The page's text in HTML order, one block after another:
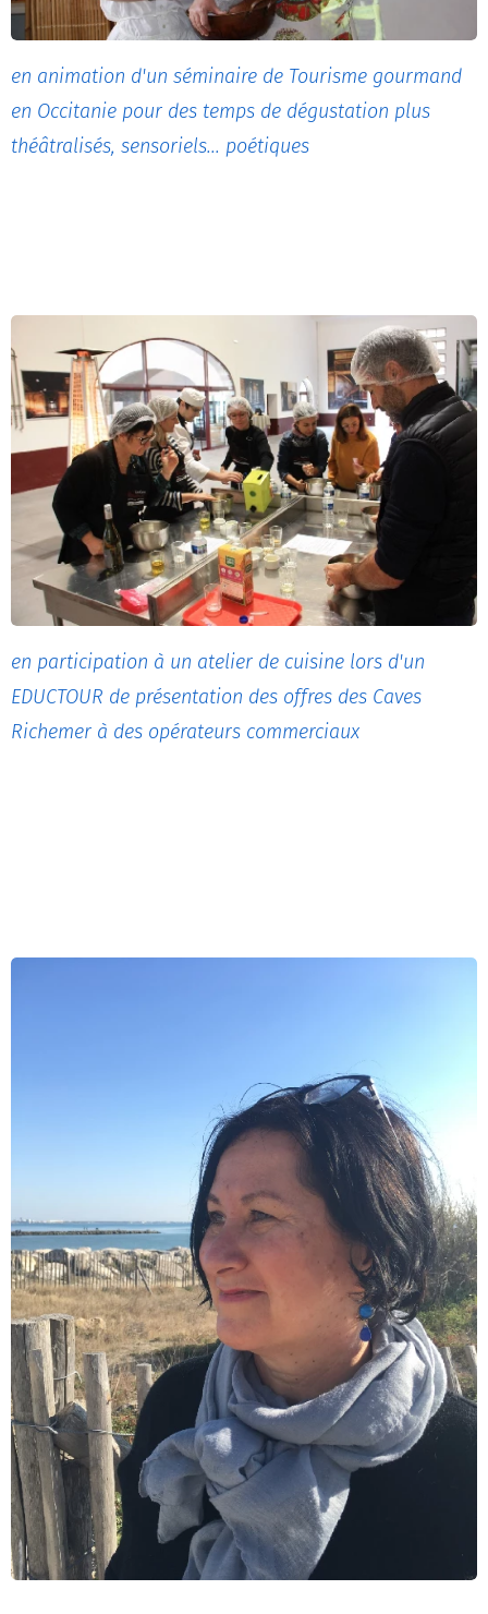
en animation d'un séminaire de Tourisme gourmand
en Occitanie pour des temps de dégustation plus
théâtralisés, sensoriels... poétiques
en participation à un atelier de cuisine lors d'un
EDUCTOUR de présentation des offres des Caves
Richemer à des opérateurs commerciaux